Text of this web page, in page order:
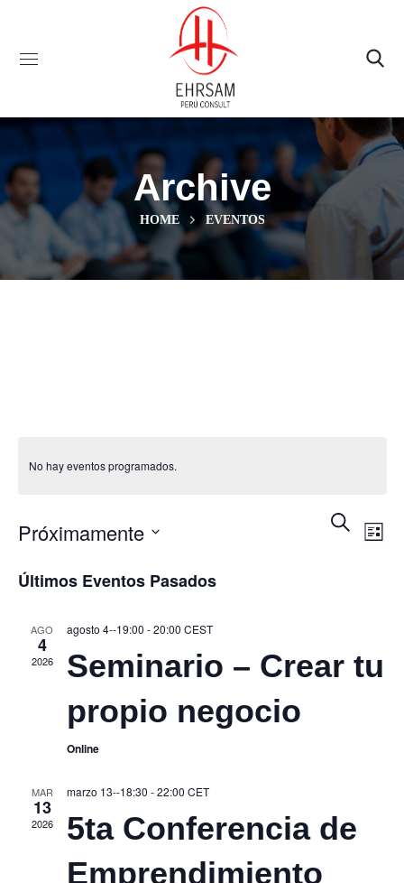
Archive
HOME EVENTOS
No hay eventos programados.
de
BUSCAR
LISTA
Próximamente
Últimos Eventos Pasados
AGO
4
2026
agosto 4--19:00 -20:00 CEST
Seminario – Crear tu
propio negocio
Online
MAR
13
2026
marzo 13--18:30 -22:00 CET
5ta Conferencia de
Emprendimiento